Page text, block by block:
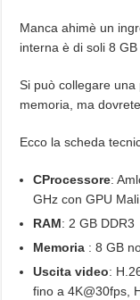
Manca ahimè un
interna è di soli 8 GB
Si può collegare
memoria, ma
Ecco la scheda
CProcessore:
GHz con GPU
RAM: 2 GB DDR3
Memoria : 8 GB
Uscita video:
fino a 4K@30fps,